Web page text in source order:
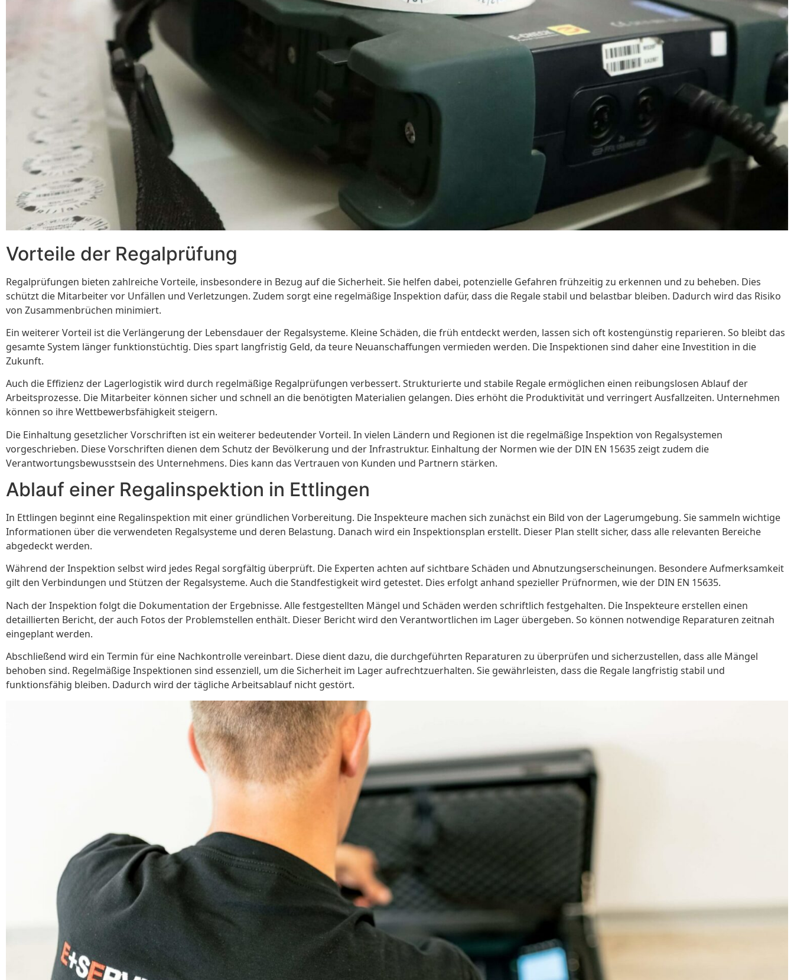
Vorteile der Regalprüfung
Regalprüfungen bieten zahlreiche Vorteile, insbesondere in Bezug auf die Sicherheit. Sie helfen dabei, potenzielle Gefahren frühzeitig zu erkennen und zu beheben. Dies
schützt die Mitarbeiter vor Unfällen und Verletzungen. Zudem sorgt eine regelmäßige Inspektion dafür, dass die Regale stabil und belastbar bleiben. Dadurch wird das Risiko
von Zusammenbrüchen minimiert.
Ein weiterer Vorteil ist die Verlängerung der Lebensdauer der Regalsysteme. Kleine Schäden, die früh entdeckt werden, lassen sich oft kostengünstig reparieren. So bleibt das
gesamte System länger funktionstüchtig. Dies spart langfristig Geld, da teure Neuanschaffungen vermieden werden. Die Inspektionen sind daher eine Investition in die
Zukunft.
Auch die Effizienz der Lagerlogistik wird durch regelmäßige Regalprüfungen verbessert. Strukturierte und stabile Regale ermöglichen einen reibungslosen Ablauf der
Arbeitsprozesse. Die Mitarbeiter können sicher und schnell an die benötigten Materialien gelangen. Dies erhöht die Produktivität und verringert Ausfallzeiten. Unternehmen
können so ihre Wettbewerbsfähigkeit steigern.
Die Einhaltung gesetzlicher Vorschriften ist ein weiterer bedeutender Vorteil. In vielen Ländern und Regionen ist die regelmäßige Inspektion von Regalsystemen
vorgeschrieben. Diese Vorschriften dienen dem Schutz der Bevölkerung und der Infrastruktur. Einhaltung der Normen wie der DIN EN 15635 zeigt zudem die
Verantwortungsbewusstsein des Unternehmens. Dies kann das Vertrauen von Kunden und Partnern stärken.
Ablauf einer Regalinspektion in Ettlingen
In Ettlingen beginnt eine Regalinspektion mit einer gründlichen Vorbereitung. Die Inspekteure machen sich zunächst ein Bild von der Lagerumgebung. Sie sammeln wichtige
Informationen über die verwendeten Regalsysteme und deren Belastung. Danach wird ein Inspektionsplan erstellt. Dieser Plan stellt sicher, dass alle relevanten Bereiche
abgedeckt werden.
Während der Inspektion selbst wird jedes Regal sorgfältig überprüft. Die Experten achten auf sichtbare Schäden und Abnutzungserscheinungen. Besondere Aufmerksamkeit
gilt den Verbindungen und Stützen der Regalsysteme. Auch die Standfestigkeit wird getestet. Dies erfolgt anhand spezieller Prüfnormen, wie der DIN EN 15635.
Nach der Inspektion folgt die Dokumentation der Ergebnisse. Alle festgestellten Mängel und Schäden werden schriftlich festgehalten. Die Inspekteure erstellen einen
detaillierten Bericht, der auch Fotos der Problemstellen enthält. Dieser Bericht wird den Verantwortlichen im Lager übergeben. So können notwendige Reparaturen zeitnah
eingeplant werden.
Abschließend wird ein Termin für eine Nachkontrolle vereinbart. Diese dient dazu, die durchgeführten Reparaturen zu überprüfen und sicherzustellen, dass alle Mängel
behoben sind. Regelmäßige Inspektionen sind essenziell, um die Sicherheit im Lager aufrechtzuerhalten. Sie gewährleisten, dass die Regale langfristig stabil und
funktionsfähig bleiben. Dadurch wird der tägliche Arbeitsablauf nicht gestört.